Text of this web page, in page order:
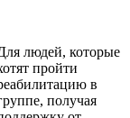
людей, которые
пройти
в
получая